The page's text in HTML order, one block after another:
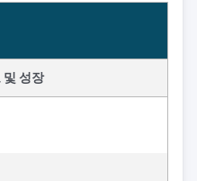
및 성장